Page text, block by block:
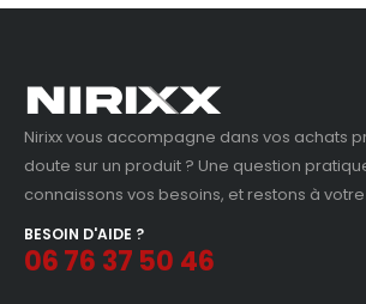
Nirixx vous accompagne dans vos achats
doute sur un produit ? Une question
connaissons vos besoins, et restons à
BESOIN D'AIDE ?
06 76 37 50 46